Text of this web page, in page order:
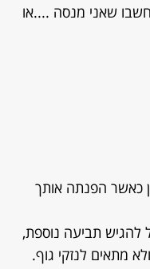
שאני מנסה ....או
כאשר הפנתה אותך
להגיש תביעה נוספת,
מתאים לנזקי גוף.